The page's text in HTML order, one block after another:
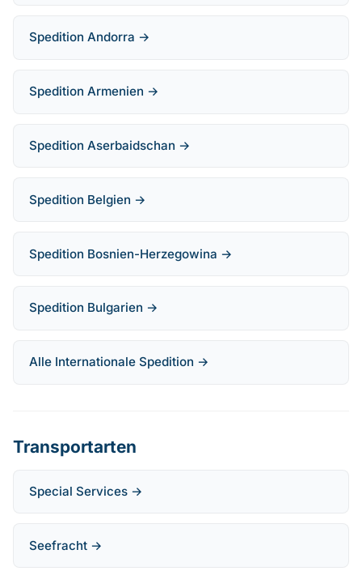
Spedition Andorra →
Spedition Armenien →
Spedition Aserbaidschan →
Spedition Belgien →
Spedition Bosnien-Herzegowina →
Spedition Bulgarien →
Alle Internationale Spedition →
Transportarten
Special Services →
Seefracht →